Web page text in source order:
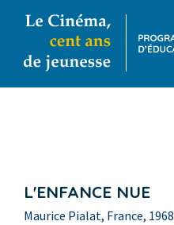
L'ENFANCE NUE
Maurice Pialat, France, 1968